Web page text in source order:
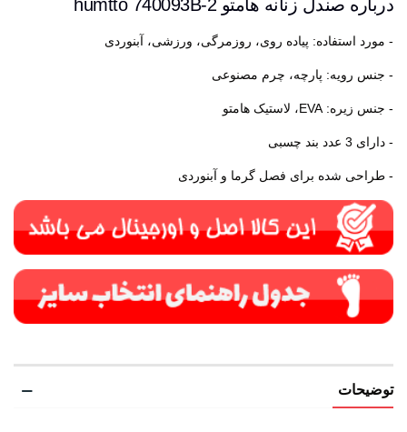
درباره صندل زنانه هامتو humtto 740093B-2
- مورد استفاده: پیاده روی، روزمرگی، ورزشی، آبنوردی
- جنس رویه: پارچه، چرم مصنوعی
- جنس زیره: EVA، لاستیک هامتو
- دارای 3 عدد بند چسبی
- طراحی شده برای فصل گرما و آبنوردی
توضیحات